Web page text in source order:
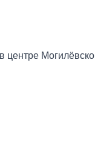
центре